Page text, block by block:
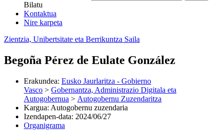
Bilatu
Kontaktua
Nire karpeta
Zientzia, Unibertsitate eta Berrikuntza Saila
Begoña Pérez de Eulate González
Erakundea: Eusko Jaurlaritza - Gobierno
Vasco > Gobernantza, Administrazio Digitala eta
Autogobernua > Autogobernu Zuzendaritza
Kargua: Autogobernu zuzendaria
Izendapen-data: 2024/06/27
Organigrama